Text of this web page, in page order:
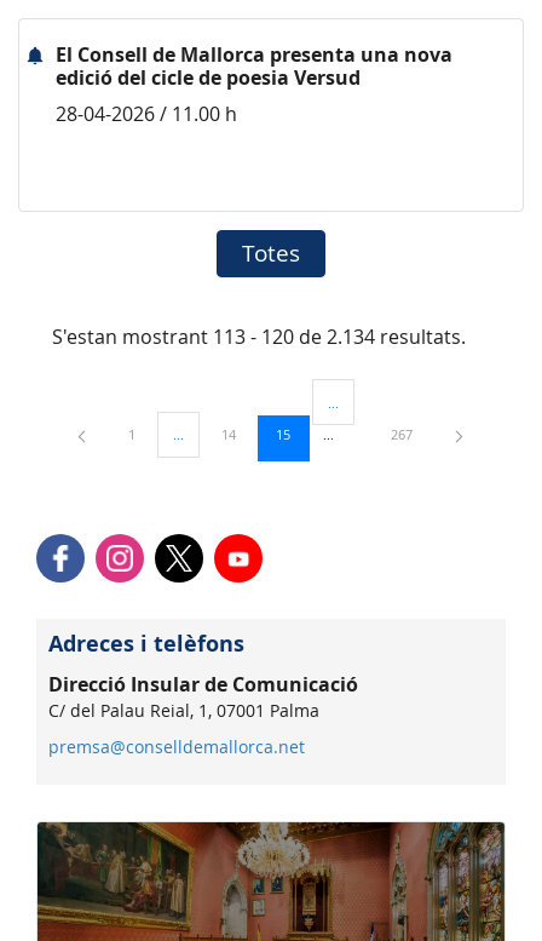
El Consell de Mallorca presenta una nova
edició del cicle de poesia Versud
28-04-2026 / 11.00 h
Totes
S'estan mostrant 113 - 120 de 2.134 resultats.
Pàgina
1 ...Pàgines intermèdies Utilitzeu TAB per navegar.
Pàgina
14 Pàgina
15
Pàgines intermèdies Utilitzeu
Pàgina
267
Adreces i telèfons
Direcció Insular de Comunicació
C/ del Palau Reial, 1, 07001 Palma
premsa@conselldemallorca.net